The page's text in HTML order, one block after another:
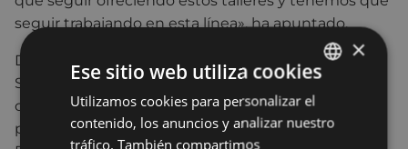
seguir trabajando en esta línea», ha apuntado.
De esta manera, el Ayuntamiento, mediante su
Servicio de Igualdad – Andretxea, apuesta por
celebrar y organizar estos cursos y talleres que
pretenden movilizar y concienciar a la ciudadanía.
BASQUE
SPANISH
×
Ese sitio web utiliza cookies
Utilizamos cookies para personalizar el
contenido, los anuncios y analizar nuestro
tráfico. También compartimos